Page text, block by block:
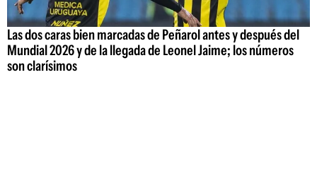
Las dos caras bien marcadas de Peñarol antes y después del
Mundial 2026 y de la llegada de Leonel Jaime; los números
son clarísimos